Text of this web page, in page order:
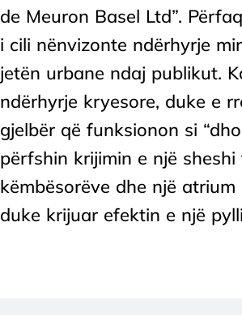
de Meuron Basel Ltd”.
i cili nënvizonte ndërhyrje
jetën urbane ndaj publikut.
ndërhyrje kryesore, duke e
gjelbër që funksionon si
përfshin krijimin e një
këmbësorëve dhe një
duke krijuar efektin e një